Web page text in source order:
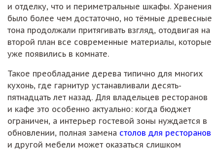
и отделку, что и периметральные шкафы. Хранения
было более чем достаточно, но тёмные древесные
тона продолжали притягивать взгляд, отодвигая на
второй план все современные материалы, которые
уже появились в комнате.
Такое преобладание дерева типично для многих
кухонь, где гарнитур устанавливали десять-
пятнадцать лет назад. Для владельцев ресторанов
и кафе это особенно актуально: когда бюджет
ограничен, а интерьер гостевой зоны нуждается в
обновлении, полная замена столов для ресторанов
и другой мебели может оказаться слишком